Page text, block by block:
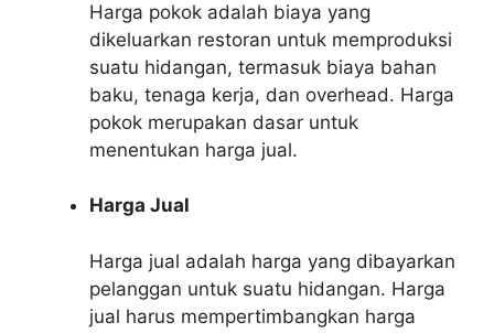
Harga pokok adalah biaya yang
dikeluarkan restoran untuk memproduksi
suatu hidangan, termasuk biaya bahan
baku, tenaga kerja, dan overhead. Harga
pokok merupakan dasar untuk
menentukan harga jual.
Harga Jual
Harga jual adalah harga yang dibayarkan
pelanggan untuk suatu hidangan. Harga
jual harus mempertimbangkan harga